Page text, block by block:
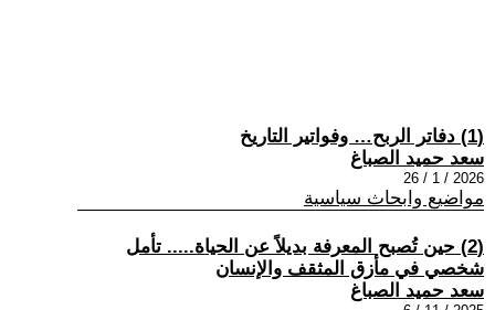
(1) دفاتر الربح… وفواتير التاريخ
سعد حميد الصباغ
2026 / 1 / 26
مواضيع وابحاث سياسية
(2) حين تُصبح المعرفة بديلاً عن الحياة..... تأمل
شخصي في مأزق المثقف والإنسان
سعد حميد الصباغ